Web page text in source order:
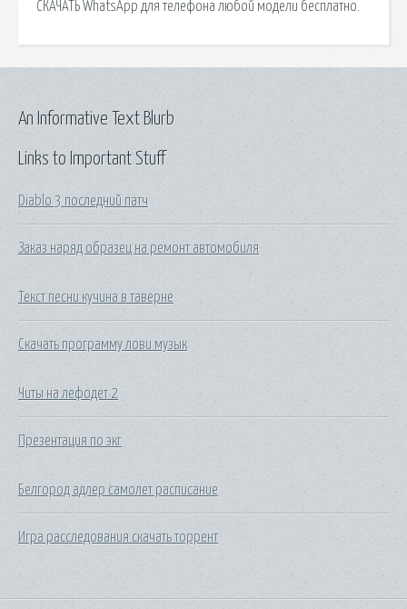
СКАЧАТЬ WhatsApp для телефона любой модели бесплатно.
Links to Important Stuff
Diablo 3 последний патч
Заказ наряд образец на ремонт автомобиля
Текст песни кучина в таверне
Скачать программу лови музык
Читы на лефодет 2
Презентация по экг
Белгород адлер самолет расписание
Игра расследования скачать торрент
An Informative Text Blurb